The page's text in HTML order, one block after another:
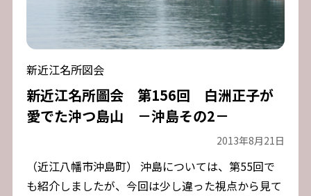
新近江名所図会
新近江名所圖会 第156回 白洲正子が
愛でた沖つ島山 －沖島その2－
2013年8月21日
（近江八幡市沖島町） 沖島については、第55回で
も紹介しましたが、今回は少し違った視点から見て